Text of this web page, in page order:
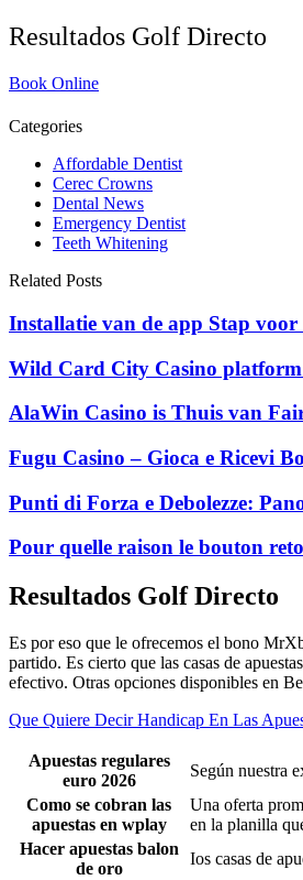
Resultados Golf Directo
Book Online
Categories
Affordable Dentist
Cerec Crowns
Dental News
Emergency Dentist
Teeth Whitening
Related Posts
Installatie van de app Stap
Wild Card City Casino platform
AlaWin Casino is Thuis van
Fugu Casino – Gioca e Ricevi
Punti di Forza e Debolezze:
Pour quelle raison le bouton
Resultados Golf Directo
Es por eso que le ofrecemos el bono
partido. Es cierto que las casas de
efectivo. Otras opciones disponibles en
Que Quiere Decir Handicap En Las
Apuestas regulares
euro 2026
Según nuestra
Como se cobran las
apuestas en wplay
Una oferta
en la planilla
Hacer apuestas balon
de oro
Ios casas de